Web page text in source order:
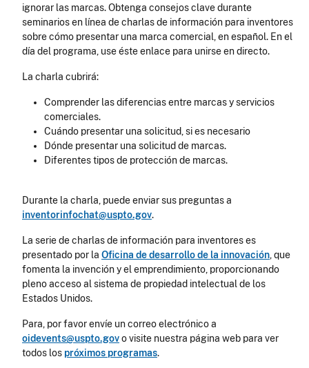
ignorar las marcas. Obtenga consejos clave durante
seminarios en línea de charlas de información para inventores
sobre cómo presentar una marca comercial, en español. En el
día del programa, use éste enlace para unirse en directo.
La charla cubrirá:
Comprender las diferencias entre marcas y servicios
comerciales.
Cuándo presentar una solicitud, si es necesario
Dónde presentar una solicitud de marcas.
Diferentes tipos de protección de marcas.
Durante la charla, puede enviar sus preguntas a
inventorinfochat@uspto.gov.
La serie de charlas de información para inventores es
presentado por la Oficina de desarrollo de la innovación, que
fomenta la invención y el emprendimiento, proporcionando
pleno acceso al sistema de propiedad intelectual de los
Estados Unidos.
Para, por favor envíe un correo electrónico a
oidevents@uspto.govo visite nuestra página web para ver
todos los próximos programas.